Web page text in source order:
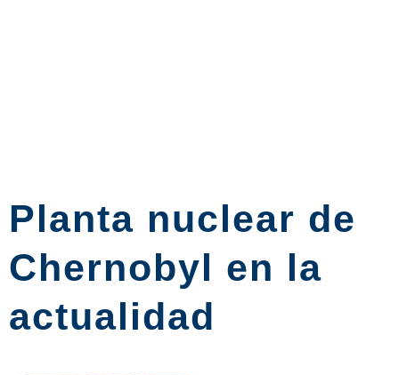
Planta nuclear de
Chernobyl en la
actualidad